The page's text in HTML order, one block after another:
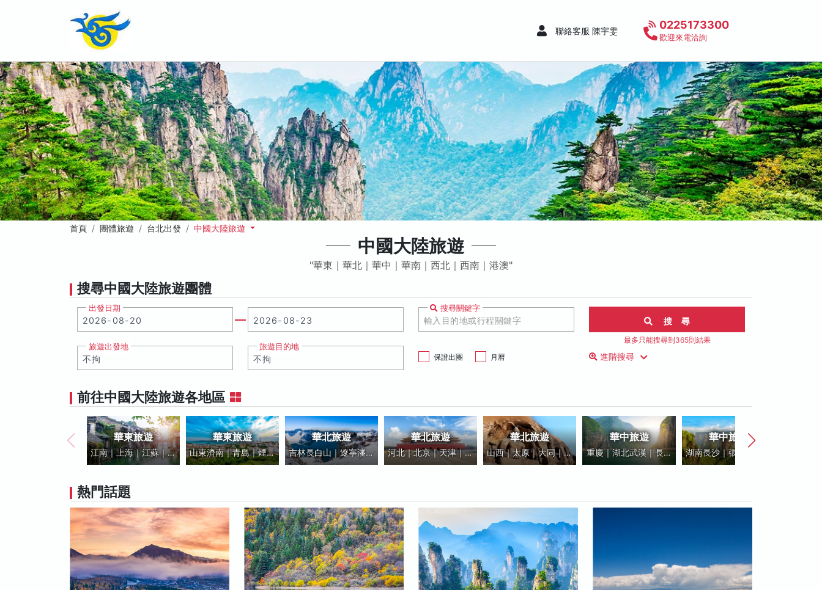
聯絡客服 陳宇雯 0225173300
歡迎來電洽詢
首頁 團體旅遊 台北出發 中國大陸旅遊
中國大陸旅遊
華東｜華北｜華中｜華南｜西北｜西南｜港澳
搜尋中國大陸旅遊團體
出發日期 搜尋關鍵字
旅遊出發地
旅遊目的地
保證出團
月曆
搜 尋
最多只能搜尋到365則結果
進階搜尋
前往中國大陸旅遊各地區
華東旅遊
江南｜上海｜江蘇｜浙
江｜安徽｜黃山
華東旅遊
山東濟南｜青島｜煙台
｜蘇北地區
華北旅遊
吉林長白山｜遼寧瀋陽
｜雪鄉哈爾濱｜漠河北
華北旅遊
河北｜北京｜天津｜內
蒙古呼和浩特｜呼倫貝
華北旅遊
山西｜太原｜大同｜太
行山｜晉豫｜晉陝
華中旅遊
重慶｜湖北武漢｜長江
三峽｜恩施峽谷｜武當
華中旅遊
湖南長沙｜張家界｜鳳
凰古城
熱門話題